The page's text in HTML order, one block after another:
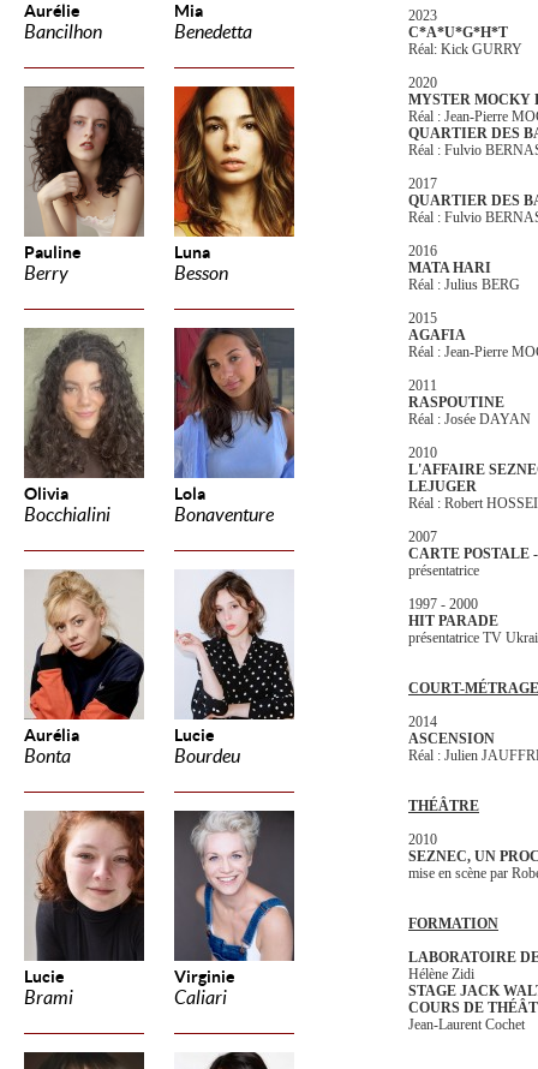
Aurélie
Bancilhon
Mia
Benedetta
Pauline
Berry
Luna
Besson
Olivia
Bocchialini
Lola
Bonaventure
Aurélia
Bonta
Lucie
Bourdeu
Lucie
Brami
Virginie
Caliari
2023
C*A*U*G*H*T
Réal: Kick GURRY
2020
MYSTER MOCKY
Réal : Jean-Pierre
QUARTIER DES
Réal : Fulvio
2017
QUARTIER DES
Réal : Fulvio
2016
MATA HARI
Réal : Julius BERG
2015
AGAFIA
Réal : Jean-Pierre
2011
RASPOUTINE
Réal : Josée DAYAN
2010
L'AFFAIRE
LEJUGER
Réal : Robert
2007
CARTE POSTALE
présentatrice
1997 - 2000
HIT PARADE
présentatrice TV
COURT-MÉTRAGE
2014
ASCENSION
Réal : Julien
THÉÂTRE
2010
SEZNEC, UN
mise en scène par
FORMATION
LABORATOIRE
Hélène Zidi
STAGE JACK
COURS DE
Jean-Laurent Cochet